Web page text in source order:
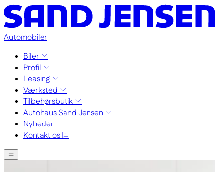
Automobiler
Biler
Profil
Leasing
Værksted
Tilbehørsbutik
Autohaus Sand Jensen
Nyheder
Kontakt os